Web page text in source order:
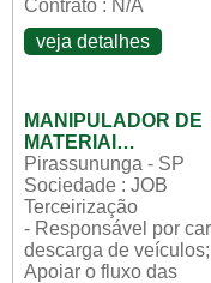
Contrato : N/A
veja detalhes
MANIPULADOR DE
MATERIAI…
Pirassununga - SP
Sociedade : JOB
Terceirização
- Responsável por
descarga de
Apoiar o fluxo das